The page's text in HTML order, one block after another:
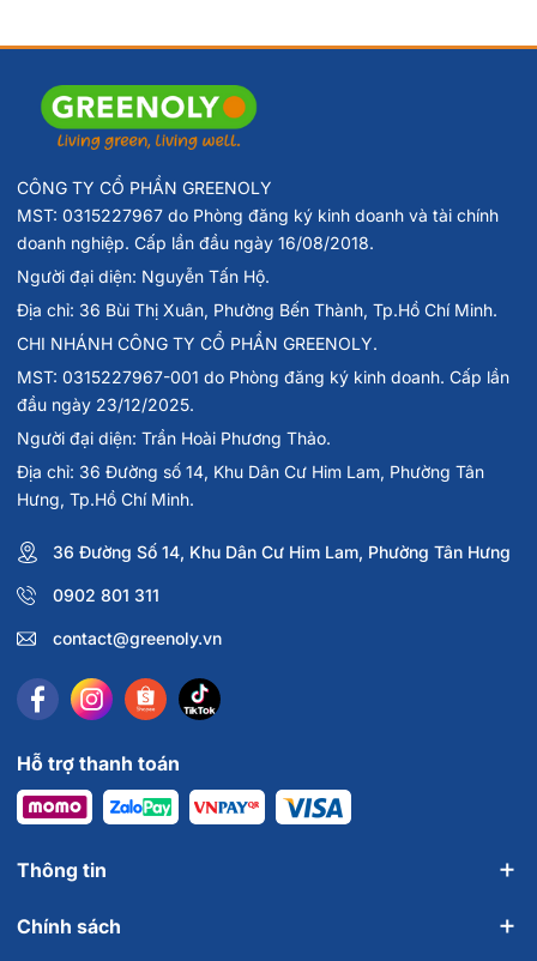
CÔNG TY CỔ PHẦN GREENOLY
MST: 0315227967 do Phòng đăng ký kinh doanh và tài chính
doanh nghiệp. Cấp lần đầu ngày 16/08/2018.
Người đại diện: Nguyễn Tấn Hộ.
Địa chỉ: 36 Bùi Thị Xuân, Phường Bến Thành, Tp.Hồ Chí Minh.
CHI NHÁNH CÔNG TY CỔ PHẦN GREENOLY.
MST: 0315227967-001 do Phòng đăng ký kinh doanh. Cấp lần
đầu ngày 23/12/2025.
Người đại diện: Trần Hoài Phương Thảo.
Địa chỉ: 36 Đường số 14, Khu Dân Cư Him Lam, Phường Tân
Hưng, Tp.Hồ Chí Minh.
36 Đường Số 14, Khu Dân Cư Him Lam, Phường Tân Hưng
0902 801 311
contact@greenoly.vn
Hỗ trợ thanh toán
Thông tin
Chính sách